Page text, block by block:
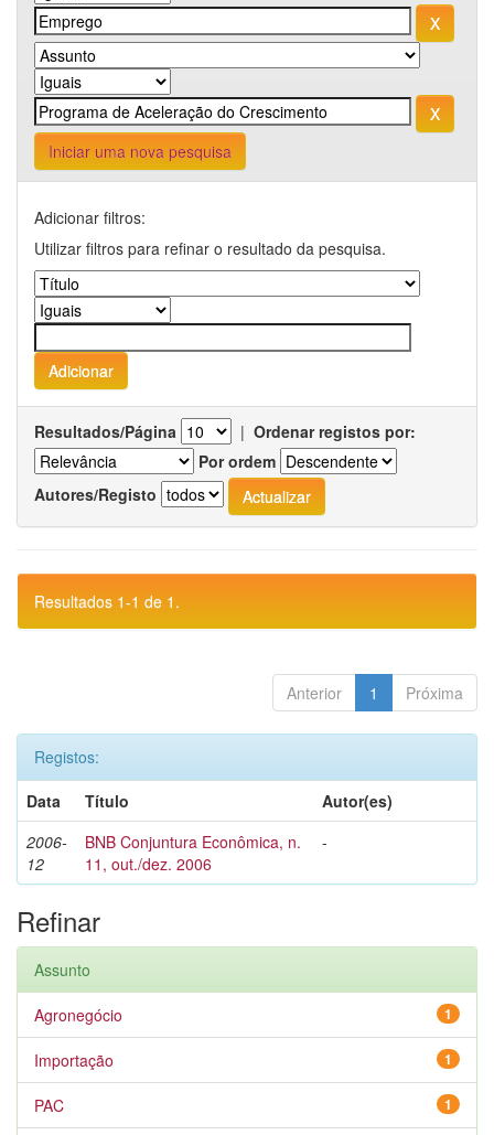
Iniciar uma nova pesquisa
Adicionar filtros:
Utilizar filtros para refinar o resultado da pesquisa.
Resultados/Página | Ordenar registos por:
Por ordem
Autores/Registo
Resultados 1-1 de 1.
Anterior 1 Próxima
Registos:
Data
Título
Autor(es)
2006-
12
BNB Conjuntura Econômica, n.
11, out./dez. 2006
-
Refinar
Assunto
1
Agronegócio
1
Importação
1
PAC